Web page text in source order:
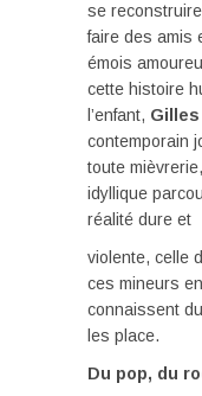
se
faire des amis
émois
cette histoire
l’enfant,
contemporain
toute
idyllique
réalité dure et
violente, celle
ces mineurs
connaissent
les place.
Du pop, du